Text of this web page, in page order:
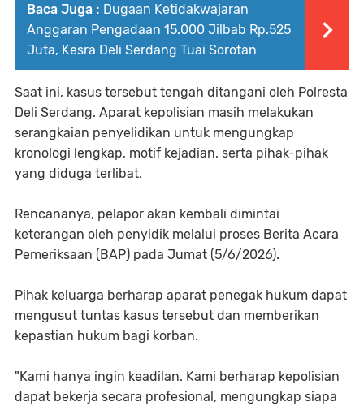
Baca Juga : Dugaan Ketidakwajaran
Anggaran Pengadaan 15.000 Jilbab Rp.525
Juta, Kesra Deli Serdang Tuai Sorotan
Saat ini, kasus tersebut tengah ditangani oleh Polresta
Deli Serdang. Aparat kepolisian masih melakukan
serangkaian penyelidikan untuk mengungkap
kronologi lengkap, motif kejadian, serta pihak-pihak
yang diduga terlibat.
Rencananya, pelapor akan kembali dimintai
keterangan oleh penyidik melalui proses Berita Acara
Pemeriksaan (BAP) pada Jumat (5/6/2026).
Pihak keluarga berharap aparat penegak hukum dapat
mengusut tuntas kasus tersebut dan memberikan
kepastian hukum bagi korban.
"Kami hanya ingin keadilan. Kami berharap kepolisian
dapat bekerja secara profesional, mengungkap siapa